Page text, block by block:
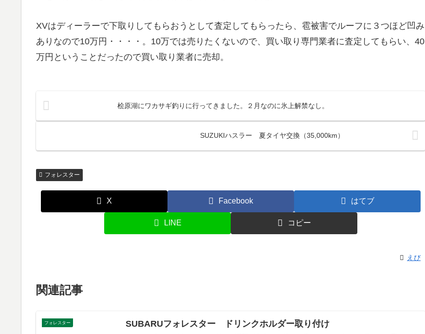
XVはディーラーで下取りしてもらおうとして査定してもらったら、雹被害でルーフに３つほど凹み
ありなので10万円・・・・。10万では売りたくないので、買い取り専門業者に査定してもらい、40
万円ということだったので買い取り業者に売却。
桧原湖にワカサギ釣りに行ってきました。２月なのに氷上解禁なし。
SUZUKIハスラー 夏タイヤ交換（35,000km）
フォレスター
X Facebook はてブ
LINE コピー
えび
関連記事
フォレスター SUBARUフォレスター ドリンクホルダー取り付け